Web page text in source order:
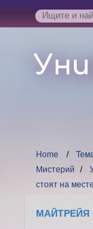
Home
Мистерий
стоят на месте
МАЙТРЕЙЯ